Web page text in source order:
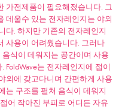
가전제품이 필요해졌습니다. 그
데울수 있는 전자레인지는 야외
다. 하지만 기존의 전자레인지
사용이 어려웠습니다. 그러나
식이 데워지는 공간이며 사용
는 전자레인지에 접이
외에 갖고다니며 간편하게 사용
는 구조를 펼쳐 음식이 데워지
어 작아진 부피로 어디든 자유